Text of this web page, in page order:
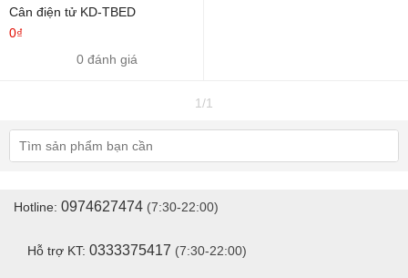
Cân điện tử KD-TBED
0₫
0 đánh giá
1/1
Hotline: 0974627474 (7:30-22:00)
Hỗ trợ KT: 0333375417 (7:30-22:00)